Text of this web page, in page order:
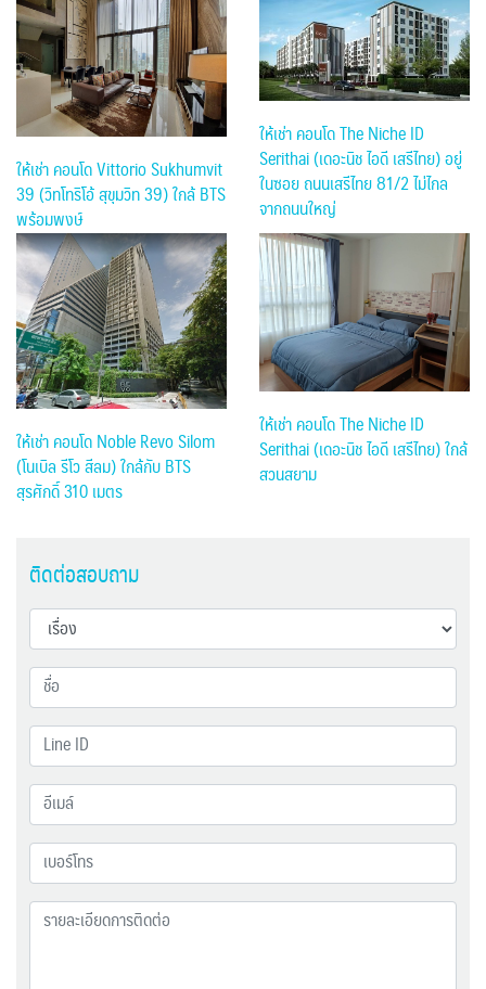
ให้เช่า คอนโด Vittorio Sukhumvit
39 (วิทโทริโอ้ สุขุมวิท 39) ใกล้ BTS
พร้อมพงษ์
ให้เช่า คอนโด The Niche ID
Serithai (เดอะนิช ไอดี เสรีไทย) อยู่
ในซอย ถนนเสรีไทย 81/2 ไม่ไกล
จากถนนใหญ่
ให้เช่า คอนโด Noble Revo Silom
(โนเบิล รีโว สีลม) ใกล้กับ BTS
สุรศักดิ์ 310 เมตร
ให้เช่า คอนโด The Niche ID
Serithai (เดอะนิช ไอดี เสรีไทย) ใกล้
สวนสยาม
ติดต่อสอบถาม